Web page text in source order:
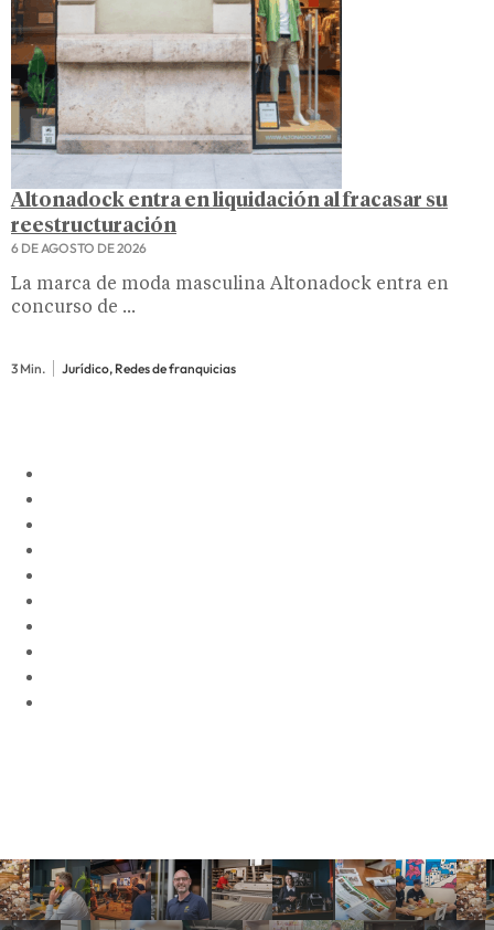
Altonadock entra en liquidación al fracasar su
reestructuración
6 DE AGOSTO DE 2026
La marca de moda masculina Altonadock entra en
concurso de ...
3 Min. Jurídico, Redes de franquicias